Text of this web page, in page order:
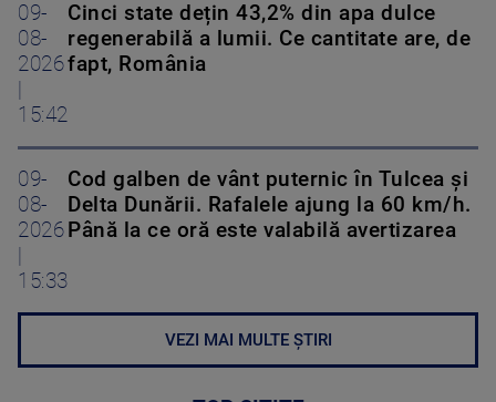
09-
08-
2026
15:42
Cinci state dețin 43,2% din apa dulce
regenerabilă a lumii. Ce cantitate are, de
fapt, România
09-
08-
2026
15:33
Cod galben de vânt puternic în Tulcea și
Delta Dunării. Rafalele ajung la 60 km/h.
Până la ce oră este valabilă avertizarea
VEZI MAI MULTE ȘTIRI